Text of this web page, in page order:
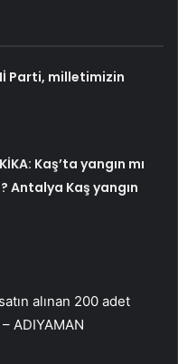
Parti, milletimizin
Kaş’ta yangın mı
Antalya Kaş yangın
alınan 200 adet
ADIYAMAN